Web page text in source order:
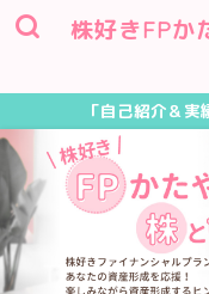
株好きFPか
「自己紹介＆